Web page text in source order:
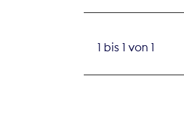
1 bis 1 von 1